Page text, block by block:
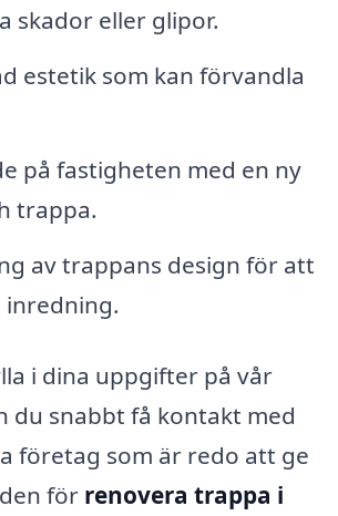
skador eller glipor.
estetik som kan förvandla
på fastigheten med en ny
trappa.
av trappans design för att
inredning.
i dina uppgifter på vår
du snabbt få kontakt med
företag som är redo att ge
för renovera trappa i